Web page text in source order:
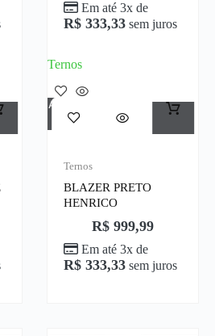
Em até 3x de
R$ 333,33 sem juros
Ternos
Adicionar Ao Carrinho
Ternos
BLAZER PRETO
HENRICO
R$ 999,99
Em até 3x de
R$ 333,33 sem juros